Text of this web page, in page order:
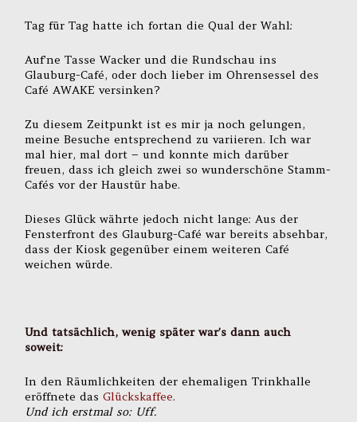
Tag für Tag hatte ich fortan die Qual der Wahl:
Auf’ne Tasse Wacker und die Rundschau ins
Glauburg-Café, oder doch lieber im Ohrensessel des
Café AWAKE versinken?
Zu diesem Zeitpunkt ist es mir ja noch gelungen,
meine Besuche entsprechend zu variieren. Ich war
mal hier, mal dort – und konnte mich darüber
freuen, dass ich gleich zwei so wunderschöne Stamm-
Cafés vor der Haustür habe.
Dieses Glück währte jedoch nicht lange: Aus der
Fensterfront des Glauburg-Café war bereits absehbar,
dass der Kiosk gegenüber einem weiteren Café
weichen würde.
Und tatsächlich, wenig später war’s dann auch
soweit:
In den Räumlichkeiten der ehemaligen Trinkhalle
eröffnete das Glückskaffee.
Und ich erstmal so: Uff.